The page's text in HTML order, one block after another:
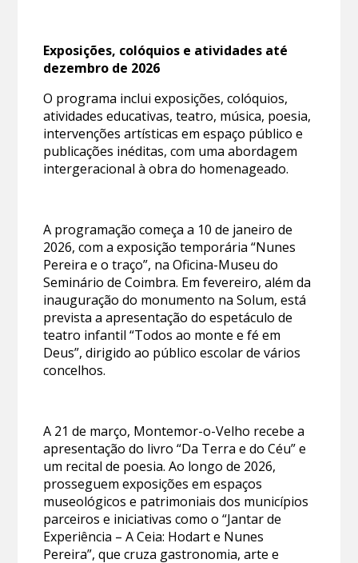
Exposições, colóquios e atividades até
dezembro de 2026
O programa inclui exposições, colóquios,
atividades educativas, teatro, música, poesia,
intervenções artísticas em espaço público e
publicações inéditas, com uma abordagem
intergeracional à obra do homenageado.
A programação começa a 10 de janeiro de
2026, com a exposição temporária “Nunes
Pereira e o traço”, na Oficina-Museu do
Seminário de Coimbra. Em fevereiro, além da
inauguração do monumento na Solum, está
prevista a apresentação do espetáculo de
teatro infantil “Todos ao monte e fé em
Deus”, dirigido ao público escolar de vários
concelhos.
A 21 de março, Montemor-o-Velho recebe a
apresentação do livro “Da Terra e do Céu” e
um recital de poesia. Ao longo de 2026,
prosseguem exposições em espaços
museológicos e patrimoniais dos municípios
parceiros e iniciativas como o “Jantar de
Experiência – A Ceia: Hodart e Nunes
Pereira”, que cruza gastronomia, arte e